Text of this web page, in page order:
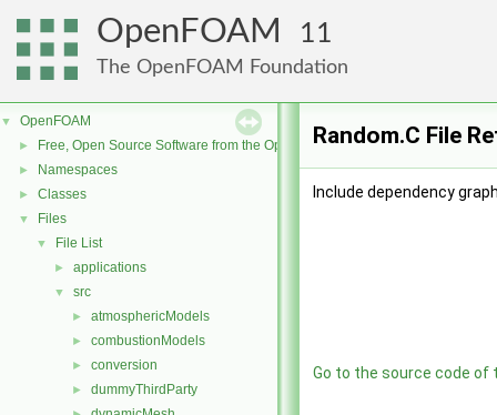
OpenFOAM 11
The OpenFOAM Foundation
▼ OpenFOAM
► Free, Open Source Software from the OpenFOAM Foundation
► Namespaces
► Classes
▼ Files
▼ File List
► applications
▼ src
► atmosphericModels
► combustionModels
► conversion
► dummyThirdParty
Random.C File
Include dependency
Go to the source code of